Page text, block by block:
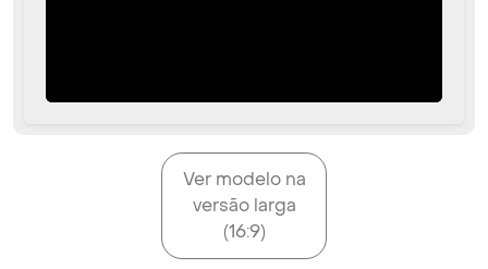
Ver modelo na
versão larga
(16:9)